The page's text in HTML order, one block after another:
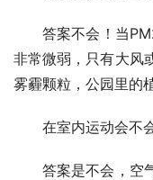
答案不会！当
非常微弱，只有大风
雾霾颗粒，公园里的
在室内运动会不会
答案是不会，空气